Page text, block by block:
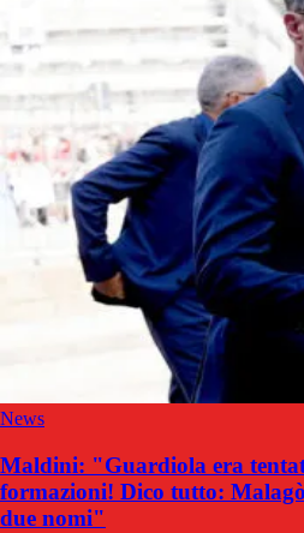
News
Maldini: "Guardiola era
formazioni! Dico tutto:
due nomi"